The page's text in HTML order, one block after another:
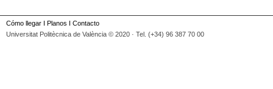
Cómo llegar I Planos I Contacto
Universitat Politècnica de València © 2020 · Tel. (+34) 96 387 70 00